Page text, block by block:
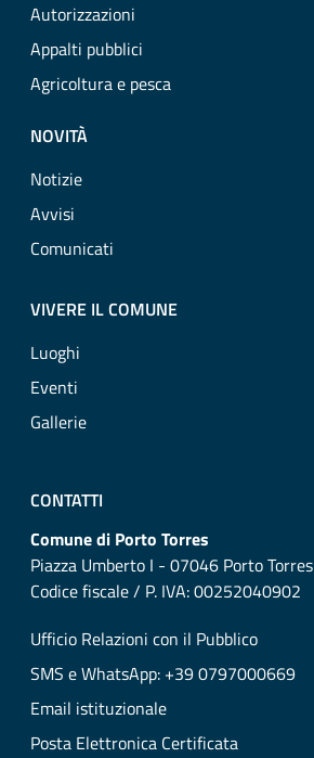
Autorizzazioni
Appalti pubblici
Agricoltura e pesca
NOVITÀ
Notizie
Avvisi
Comunicati
VIVERE IL COMUNE
Luoghi
Eventi
Gallerie
CONTATTI
Comune di Porto Torres
Piazza Umberto I - 07046 Porto Torres
Codice fiscale / P. IVA: 00252040902
Ufficio Relazioni con il Pubblico
SMS e WhatsApp: +39 0797000669
Email istituzionale
Posta Elettronica Certificata